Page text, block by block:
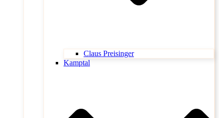
Claus Preisinger
Kamptal